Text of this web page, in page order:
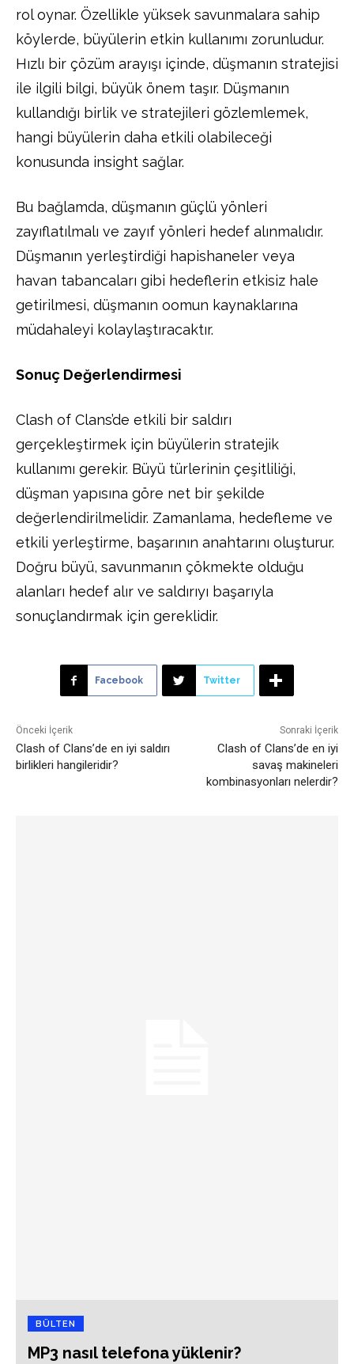
rol oynar. Özellikle yüksek savunmalara sahip
köylerde, büyülerin etkin kullanımı zorunludur.
Hızlı bir çözüm arayışı içinde, düşmanın stratejisi
ile ilgili bilgi, büyük önem taşır. Düşmanın
kullandığı birlik ve stratejileri gözlemlemek,
hangi büyülerin daha etkili olabileceği
konusunda insight sağlar.
Bu bağlamda, düşmanın güçlü yönleri
zayıflatılmalı ve zayıf yönleri hedef alınmalıdır.
Düşmanın yerleştirdiği hapishaneler veya
havan tabancaları gibi hedeflerin etkisiz hale
getirilmesi, düşmanın oomun kaynaklarına
müdahaleyi kolaylaştıracaktır.
Sonuç Değerlendirmesi
Clash of Clans’de etkili bir saldırı
gerçekleştirmek için büyülerin stratejik
kullanımı gerekir. Büyü türlerinin çeşitliliği,
düşman yapısına göre net bir şekilde
değerlendirilmelidir. Zamanlama, hedefleme ve
etkili yerleştirme, başarının anahtarını oluşturur.
Doğru büyü, savunmanın çökmekte olduğu
alanları hedef alır ve saldırıyı başarıyla
sonuçlandırmak için gereklidir.
Facebook Twitter
Önceki İçerik
Clash of Clans’de en iyi saldırı
birlikleri hangileridir?
Sonraki İçerik
Clash of Clans’de en iyi
savaş makineleri
kombinasyonları nelerdir?
BÜLTEN
MP3 nasıl telefona yüklenir?